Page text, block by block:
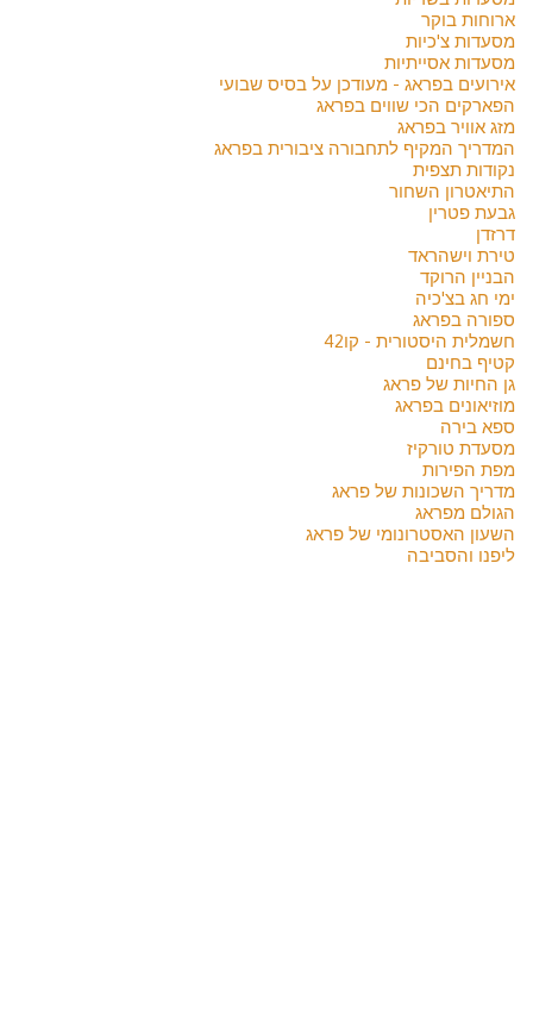
ארוחות בוקר
מסעדות צ'כיות
מסעדות אסייתיות
אירועים בפראג - מעודכן על בסיס שבועי
הפארקים הכי שווים בפראג
מזג אוויר בפראג
המדריך המקיף לתחבורה ציבורית בפראג
נקודות תצפית
התיאטרון השחור
גבעת פטרין
דרזדן
טירת וישהראד
הבניין הרוקד
ימי חג בצ'כיה
ספורה בפראג
חשמלית היסטורית - קו42
קטיף בחינם
גן החיות של פראג
מוזיאונים בפראג
ספא בירה
מסעדת טורקיז
מפת הפירות
מדריך השכונות של פראג
הגולם מפראג
השעון האסטרונומי של פראג
ליפנו והסביבה